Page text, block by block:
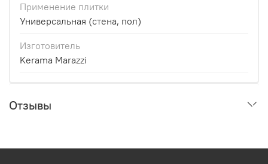
Применение плитки
Универсальная (стена, пол)
Изготовитель
Kerama Marazzi
Отзывы